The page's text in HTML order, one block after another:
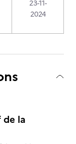
23-11-
2024
la